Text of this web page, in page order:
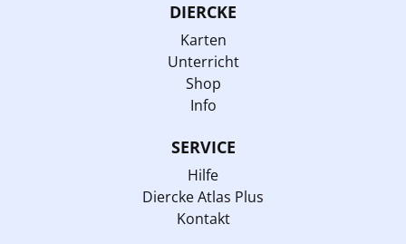
DIERCKE
Karten
Unterricht
Shop
Info
SERVICE
Hilfe
Diercke Atlas Plus
Kontakt